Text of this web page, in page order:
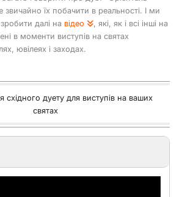
звичайно їх побачити в реальності. І ми
далі на відео
, які, як і всі інші на
в моменти виступів на святах
ювілеях і заходах.
східного дуету для виступів на ваших
святах